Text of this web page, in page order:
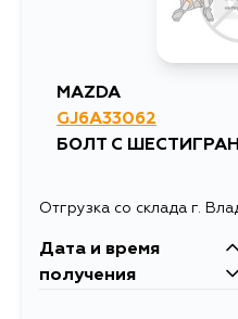
MAZDA
GJ6A33062
БОЛТ С
Отгрузка со склада г.
Дата и время
получения